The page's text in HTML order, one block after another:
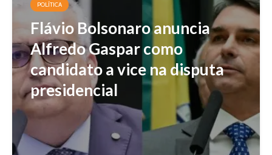
POLÍTICA
Flávio Bolsonaro anuncia
Alfredo Gaspar como
candidato a vice na disputa
presidencial